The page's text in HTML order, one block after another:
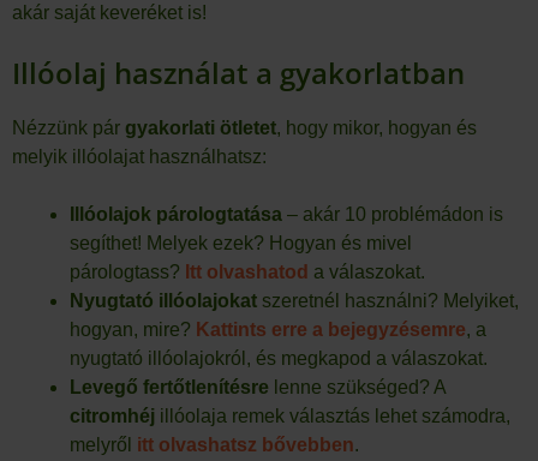
akár saját keveréket is!
Illóolaj használat a gyakorlatban
Nézzünk pár gyakorlati ötletet, hogy mikor, hogyan és
melyik illóolajat használhatsz:
Illóolajok párologtatása – akár 10 problémádon is
segíthet! Melyek ezek? Hogyan és mivel
párologtass? Itt olvashatod a válaszokat.
Nyugtató illóolajokat szeretnél használni? Melyiket,
hogyan, mire? Kattints erre a bejegyzésemre, a
nyugtató illóolajokról, és megkapod a válaszokat.
Levegő fertőtlenítésre lenne szükséged? A
citromhéj illóolaja remek választás lehet számodra,
melyről itt olvashatsz bővebben.